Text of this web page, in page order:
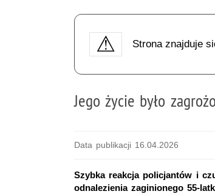
Strona znajduje
Jego życie było
Data publikacji 16.04.2026
Szybka reakcja policjantów i
odnalezienia zaginionego 55-